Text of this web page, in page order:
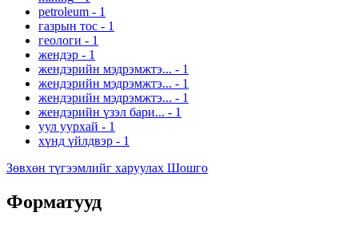
petroleum - 1
газрын тос - 1
геологи - 1
жендэр - 1
жендэрийн мэдрэмжтэ... - 1
жендэрийн мэдрэмжтэ... - 1
жендэрийн мэдрэмжтэ... - 1
жендэрийн үзэл бари... - 1
уул уурхай - 1
хүнд үйлдвэр - 1
Зөвхөн түгээмлийг харуулах Шошго
Форматууд